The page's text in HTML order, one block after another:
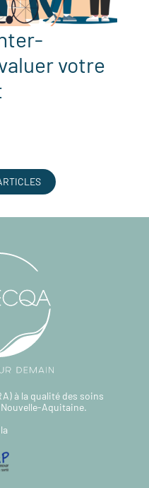
votre
à la qualité des soins
Aquitaine.